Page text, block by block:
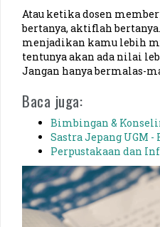
Atau ketika dosen
bertanya, aktiflah
menjadikan kamu lebih
tentunya akan ada nilai
Jangan hanya bermalas-
Baca juga:
Bimbingan &
Sastra Jepang UGM
Perpustakaan dan